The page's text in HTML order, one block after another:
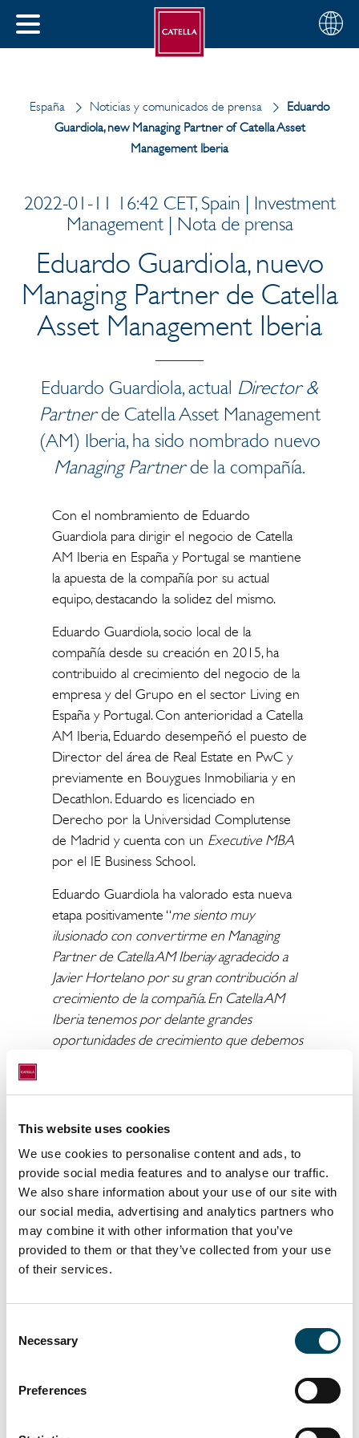
This website uses cookies
We use cookies to personalise content and ads, to
provide social media features and to analyse our traffic.
We also share information about your use of our site with
our social media, advertising and analytics partners who
may combine it with other information that you’ve
provided to them or that they’ve collected from your use
of their services.
Selection
Necessary
Preferences
CERRAR
su
Español
España Noticias y comunicados de prensa
Eduardo
Guardiola, new Managing Partner of Catella Asset
Management Iberia
2022-01-11 16:42 CET, Spain | Investment
Management | Nota de prensa
Eduardo Guardiola, nuevo
Managing Partner de Catella
Asset Management Iberia
Eduardo Guardiola, actual Director &
Partnerde Catella Asset Management
(AM) Iberia, ha sido nombrado nuevo
Managing Partnerde la compañía.
Con el nombramiento de Eduardo
Guardiola para dirigir el negocio de Catella
AM Iberia en España y Portugal se mantiene
la apuesta de la compañía por su actual
equipo, destacando la solidez del mismo.
Eduardo Guardiola, socio local de la
compañía desde su creación en 2015, ha
contribuido al crecimiento del negocio de la
empresa y del Grupo en el sector Living en
España y Portugal. Con anterioridad a Catella
AM Iberia, Eduardo desempeñó el puesto de
Director del área de Real Estate en PwC y
previamente en Bouygues Inmobiliaria y en
Decathlon. Eduardo es licenciado en
Derecho por la Universidad Complutense
de Madrid y cuenta con un Executive MBA
por el IE Business School.
Eduardo Guardiola ha valorado esta nueva
etapa positivamente “me siento muy
ilusionado con convertirme en Managing
Partner de Catella AM Iberiay agradecido a
Javier Hortelano por su gran contribución al
crecimiento de la compañía. En Catella AM
Iberia tenemos por delante grandes
oportunidades de crecimiento que debemos
Por su parte Javier Hortelano,
Partnerde Catella AM Iberia hasta ahora,
continuará ligado a la compañía comoSenior
Advisor.Desde su nueva posición, Javier
Hortelano aportará a la firma su gran
experiencia y conocimiento del sector
inmobiliario.
Catella AM Iberia inició su actividad en España
en 2015 y desde entonces ha alcanzado más
de 600 millones de activos inmobiliarios bajo